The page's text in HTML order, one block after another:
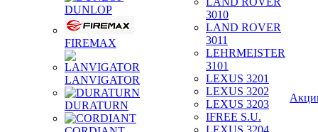
DUNLOP
FIREMAX
LANVIGATOR
DURATURN
3010
LAND ROVER
3011
LEHRMEISTER
3101
LEXUS 3201
LEXUS 3202
LEXUS 3203
IFREE S.U.
LEXUS 3204